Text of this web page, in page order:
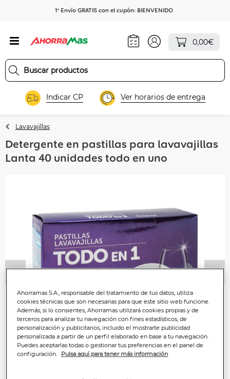
1º Envío GRATIS con el cupón: BIENVENIDO
0,00€
Indicar CP Ver horarios de entrega
Lavavajillas
Detergente en pastillas para lavavajillas
Lanta 40 unidades todo en uno
Ahorramas S.A., responsable del tratamiento de tus datos, utiliza
cookies técnicas que son necesarias para que este sitio web funcione.
Además, si lo consientes, Ahorramas utilizará cookies propias y de
terceros para analizar tu navegación con fines estadísticos, de
personalización y publicitarios, incluido el mostrarte publicidad
personalizada a partir de un perfil elaborado en base a tu navegación.
Puedes aceptarlas todas o gestionar tus preferencias en el panel de
configuración.
Pulsa aquí para tener más información